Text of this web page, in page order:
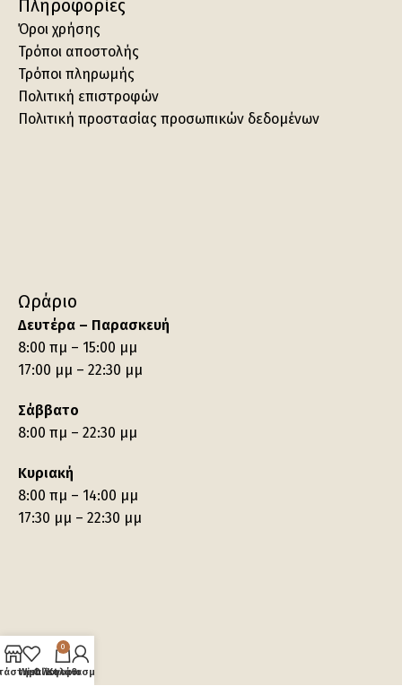
Πληροφορίες
Όροι χρήσης
Τρόποι αποστολής
Τρόποι πληρωμής
Πολιτική επιστροφών
Πολιτική προστασίας προσωπικών δεδομένων
Ωράριο
Δευτέρα – Παρασκευή
8:00 πμ – 15:00 μμ
17:00 μμ – 22:30 μμ
Σάββατο
8:00 πμ – 22:30 μμ
Κυριακή
8:00 πμ – 14:00 μμ
17:30 μμ – 22:30 μμ
Wishlist
0
Καλάθι
Ο λογαριασμός μου